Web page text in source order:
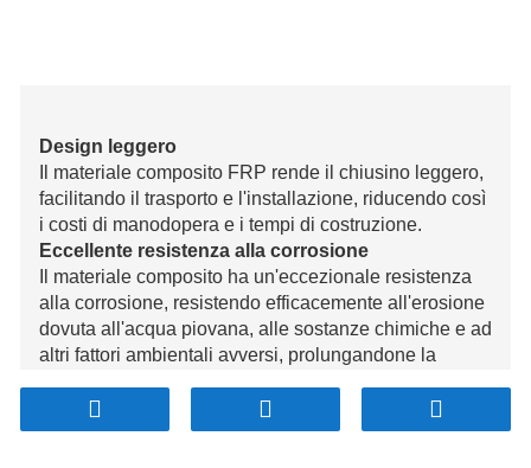
Design leggero
Il materiale composito FRP rende il chiusino leggero,
facilitando il trasporto e l'installazione, riducendo così
i costi di manodopera e i tempi di costruzione.
Eccellente resistenza alla corrosione
Il materiale composito ha un'eccezionale resistenza
alla corrosione, resistendo efficacemente all'erosione
dovuta all'acqua piovana, alle sostanze chimiche e ad
altri fattori ambientali avversi, prolungandone la
Elevata resistenza e capacità di carico
Il chiusino è appositamente progettato e realizzato per